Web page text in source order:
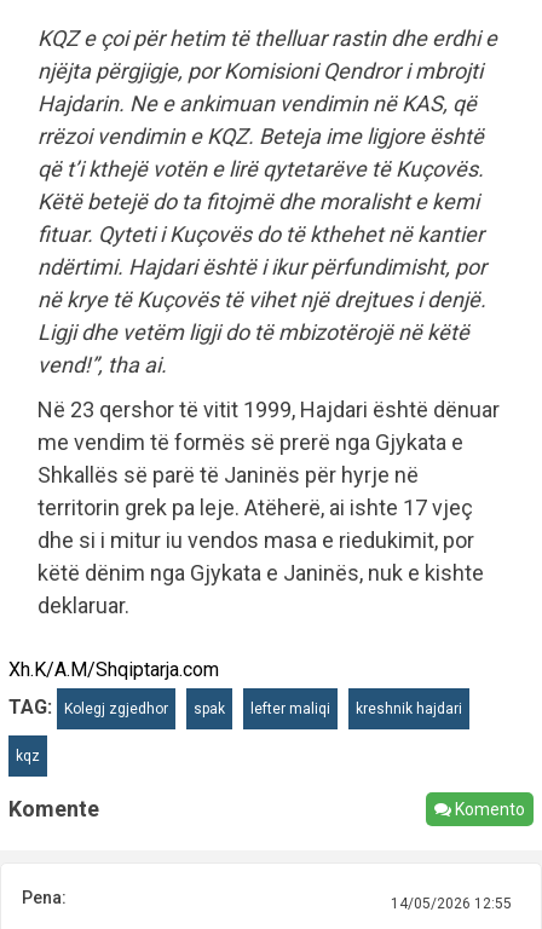
KQZ e çoi për hetim të thelluar rastin dhe erdhi e
njëjta përgjigje, por Komisioni Qendror i mbrojti
Hajdarin. Ne e ankimuan vendimin në KAS, që
rrëzoi vendimin e KQZ. Beteja ime ligjore është
që t’i kthejë votën e lirë qytetarëve të Kuçovës.
Këtë betejë do ta fitojmë dhe moralisht e kemi
fituar. Qyteti i Kuçovës do të kthehet në kantier
ndërtimi. Hajdari është i ikur përfundimisht, por
në krye të Kuçovës të vihet një drejtues i denjë.
Ligji dhe vetëm ligji do të mbizotërojë në këtë
vend!”, tha ai.
Në 23 qershor të vitit 1999, Hajdari është dënuar
me vendim të formës së prerë nga Gjykata e
Shkallës së parë të Janinës për hyrje në
territorin grek pa leje. Atëherë, ai ishte 17 vjeç
dhe si i mitur iu vendos masa e riedukimit, por
këtë dënim nga Gjykata e Janinës, nuk e kishte
deklaruar.
Xh.K/A.M/Shqiptarja.com
TAG:
Kolegj zgjedhor spak lefter maliqi kreshnik hajdari
kqz
Komente Komento
Pena: 14/05/2026 12:55